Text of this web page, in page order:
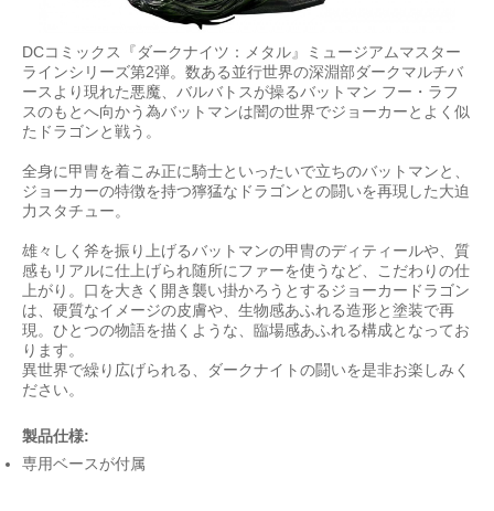
DCコミックス『ダークナイツ：メタル』ミュージアムマスター
ラインシリーズ第2弾。数ある並行世界の深淵部ダークマルチバ
ースより現れた悪魔、バルバトスが操るバットマン フー・ラフ
スのもとへ向かう為バットマンは闇の世界でジョーカーとよく似
たドラゴンと戦う。
全身に甲冑を着こみ正に騎士といったいで立ちのバットマンと、
ジョーカーの特徴を持つ獰猛なドラゴンとの闘いを再現した大迫
力スタチュー。
雄々しく斧を振り上げるバットマンの甲冑のディティールや、質
感もリアルに仕上げられ随所にファーを使うなど、こだわりの仕
上がり。口を大きく開き襲い掛かろうとするジョーカードラゴン
は、硬質なイメージの皮膚や、生物感あふれる造形と塗装で再
現。ひとつの物語を描くような、臨場感あふれる構成となってお
ります。
異世界で繰り広げられる、ダークナイトの闘いを是非お楽しみく
ださい。
製品仕様:
専用ベースが付属